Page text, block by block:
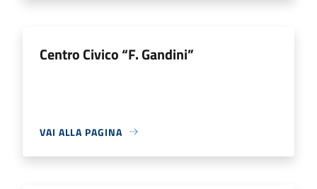
Centro Civico “F. Gandini”
VAI ALLA PAGINA